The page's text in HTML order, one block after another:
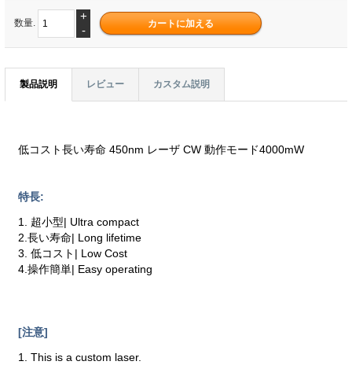
数量.
+
-
製品説明 レビュー カスタム説明
低コスト長い寿命 450nm レーザ CW 動作モード4000mW
特長:
1. 超小型| Ultra compact
2.長い寿命| Long lifetime
3. 低コスト| Low Cost
4.操作簡単| Easy operating
[注意]
1. This is a custom laser.